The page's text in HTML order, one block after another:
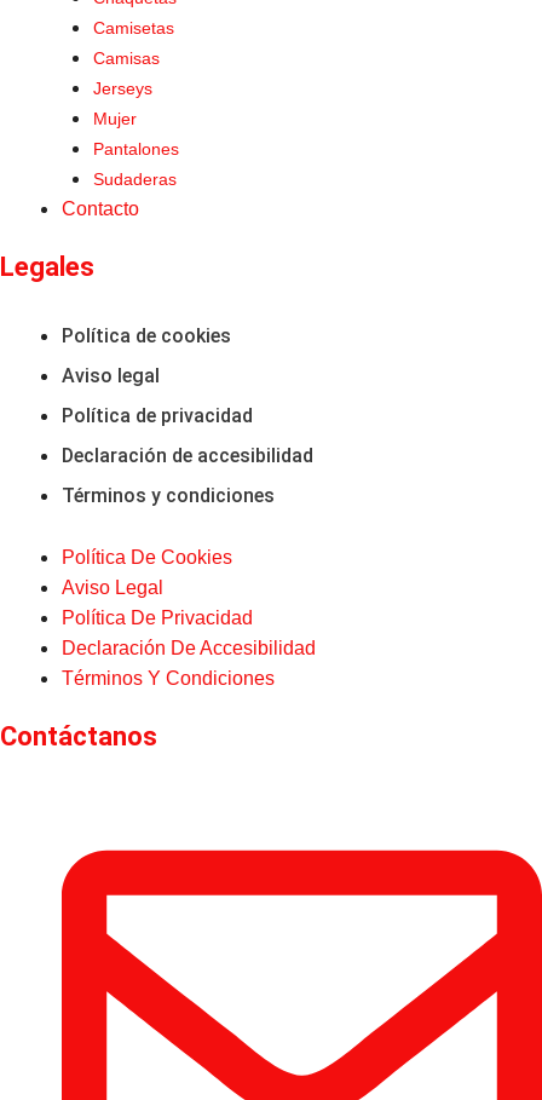
Camisetas
Camisas
Jerseys
Mujer
Pantalones
Sudaderas
Contacto
Legales
Política de cookies
Aviso legal
Política de privacidad
Declaración de accesibilidad
Términos y condiciones
Política De Cookies
Aviso Legal
Política De Privacidad
Declaración De Accesibilidad
Términos Y Condiciones
Contáctanos